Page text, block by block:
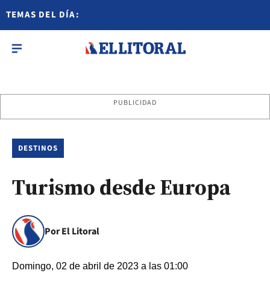
TEMAS DEL DÍA:
PUBLICIDAD
DESTINOS
Turismo desde Europa
Por El Litoral
Domingo, 02 de abril de 2023 a las 01:00